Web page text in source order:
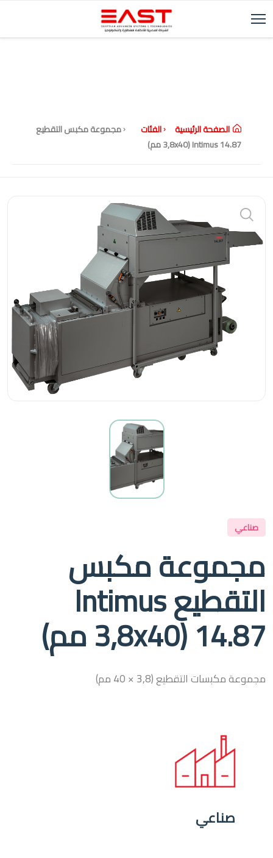
الصفحة الرئيسية الفئات
مجموعة مكبس التقطيع
Intimus 14.87 (3,8x40 مم)
صناعي
مجموعة مكبس
التقطيع Intimus
14.87 (3,8x40 مم)
مجموعة مكبسات التقطيع (3,8 × 40 مم)
صناعي